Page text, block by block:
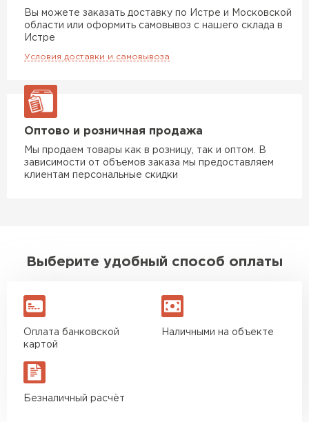
Вы можете заказать доставку по Истре и Московской
области или оформить самовывоз с нашего склада в
Истре
Условия доставки и самовывоза
Оптово и розничная продажа
Мы продаем товары как в розницу, так и оптом. В
зависимости от объемов заказа мы предоставляем
клиентам персональные скидки
Выберите удобный способ оплаты
Оплата банковской
картой
Наличными на объекте
Безналичный расчёт